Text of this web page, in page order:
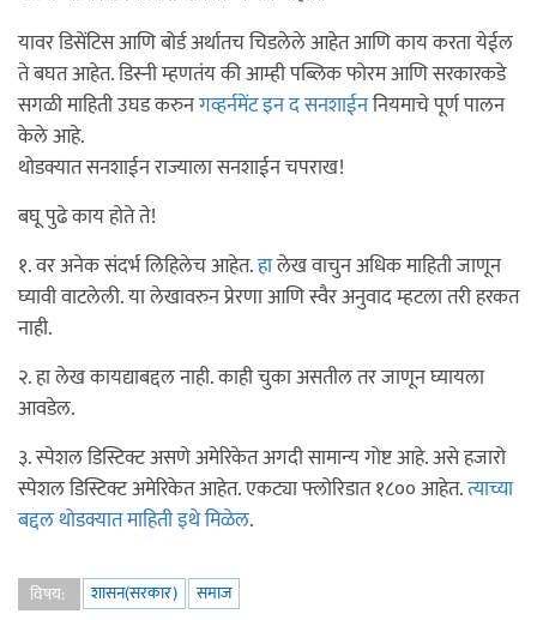
यावर डिसेंटिस आणि बोर्ड अर्थातच चिडलेले आहेत आणि काय करता येईल
ते बघत आहेत. डिस्नी म्हणतंय की आम्ही पब्लिक फोरम आणि सरकारकडे
सगळी माहिती उघड करुनगव्हर्नमेंट इन द सनशाईननियमाचे पूर्ण पालन
केले आहे.
थोडक्यात सनशाईन राज्याला सनशाईन चपराख!
बघू पुढे काय होते ते!
१. वर अनेक संदर्भ लिहिलेच आहेत.हालेख वाचुन अधिक माहिती जाणून
घ्यावी वाटलेली. या लेखावरुन प्रेरणा आणि स्वैर अनुवाद म्हटला तरी हरकत
नाही.
२. हा लेख कायद्याबद्दल नाही. काही चुका असतील तर जाणून घ्यायला
आवडेल.
३. स्पेशल डिस्टिक्ट असणे अमेरिकेत अगदी सामान्य गोष्ट आहे. असे हजारो
स्पेशल डिस्टिक्ट अमेरिकेत आहेत. एकट्या फ्लोरिडात १८०० आहेत.त्याच्या
बद्दल थोडक्यात माहिती इथे मिळेल.
विषय: शासन(सरकार)
समाज